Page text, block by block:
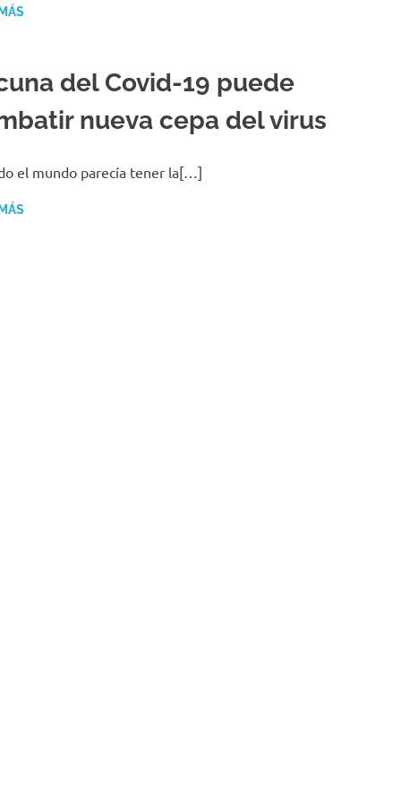
del Covid-19 puede
nueva cepa del virus
el mundo parecía tener la[…]